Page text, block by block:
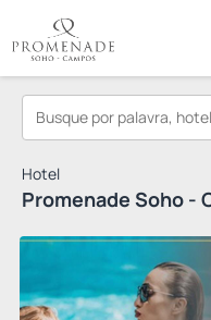
Hotel
Promenade Soho -